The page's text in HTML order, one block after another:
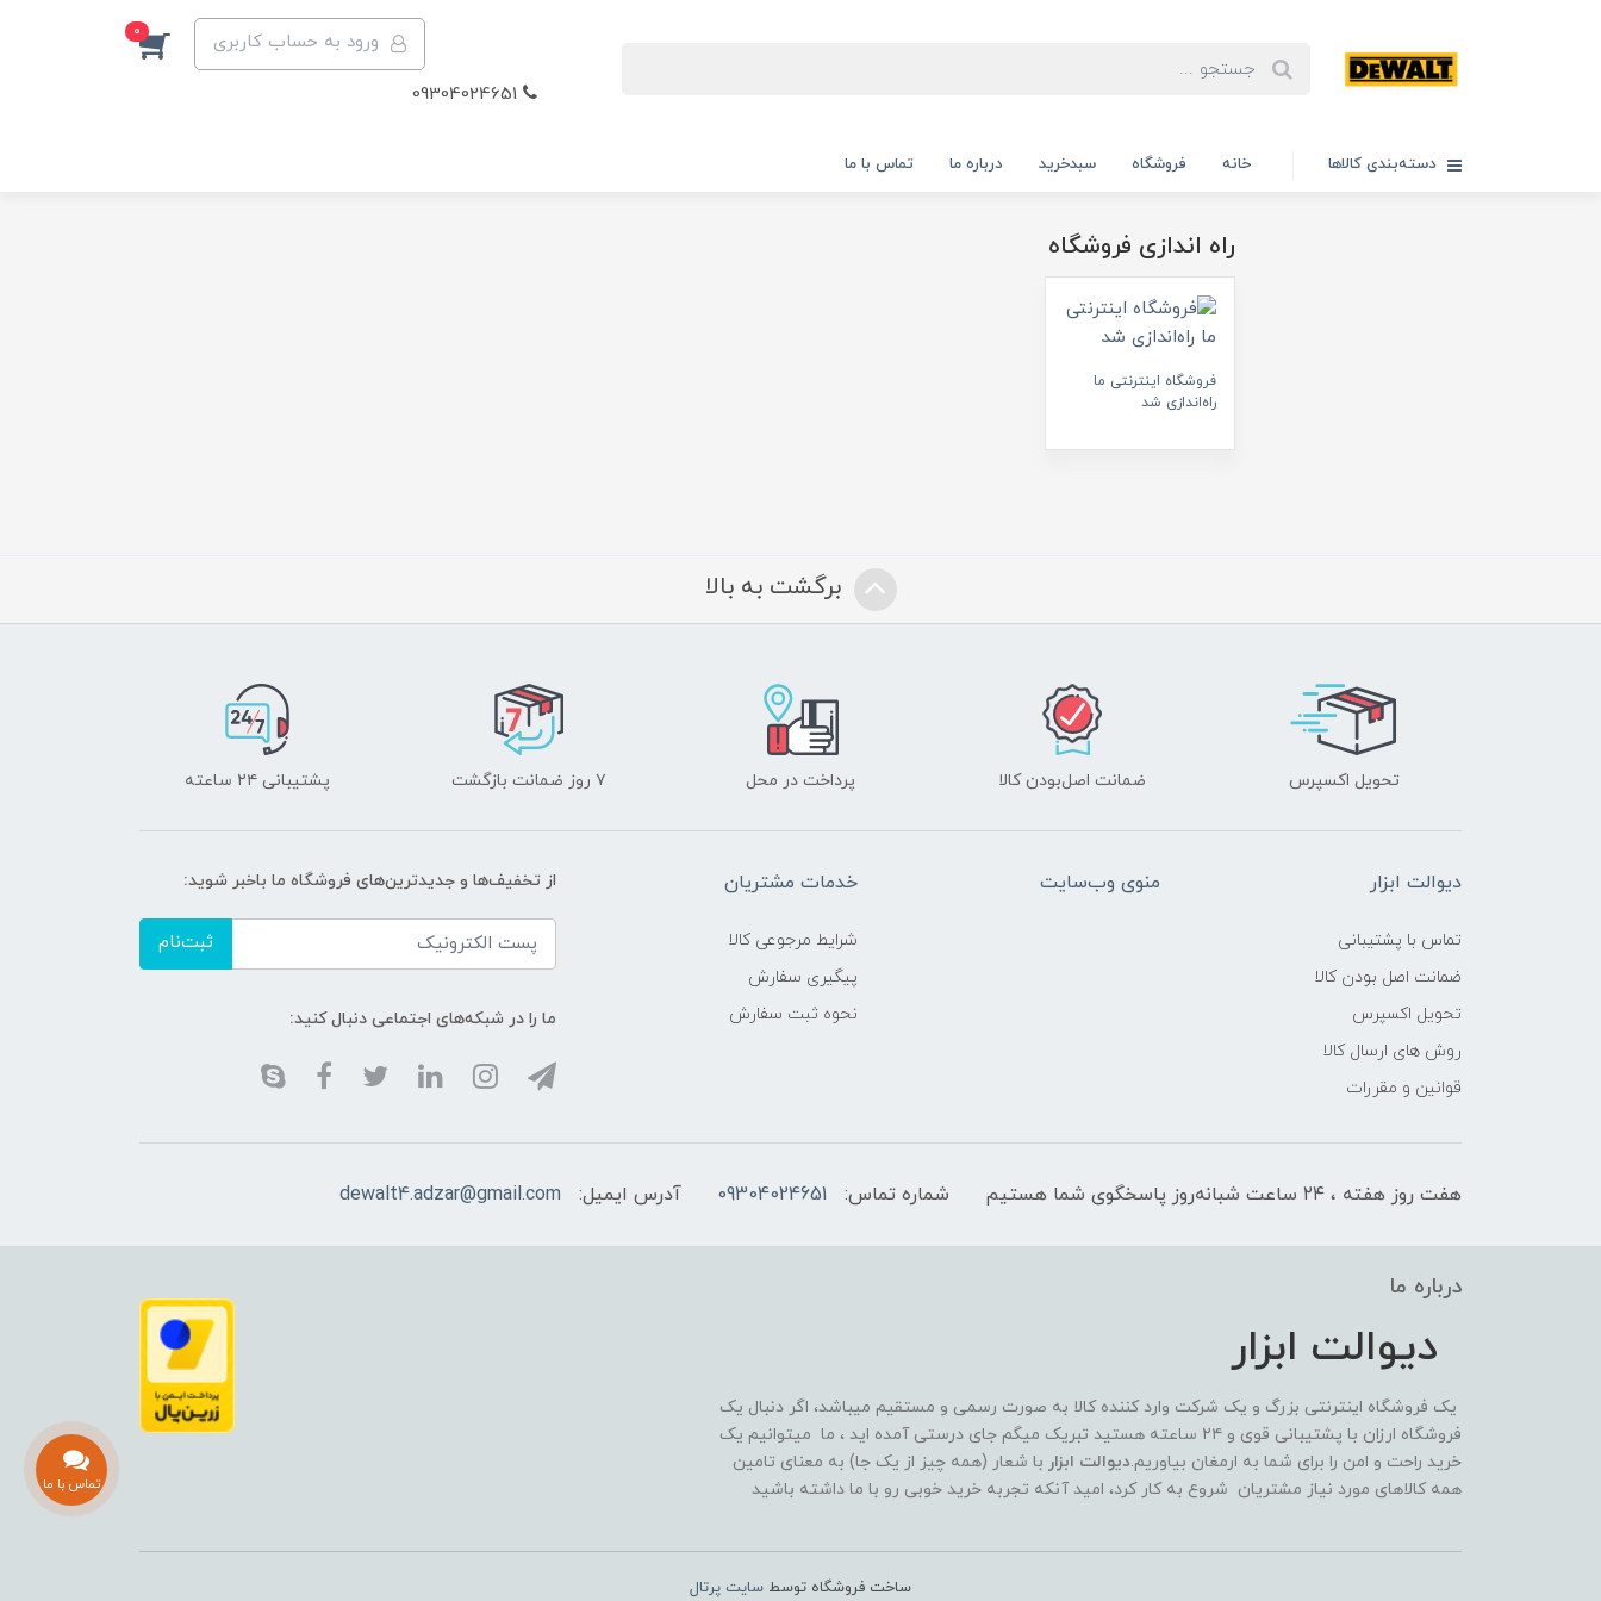
ورود به حساب کاربری 0
دسته‌بندی کالاها خانه فروشگاه سبدخرید درباره ما تماس با ما
راه اندازی فروشگاه
فروشگاه اینترنتی ما
راه‌اندازی شد
برگشت به بالا
تحویل اکسپرس ضمانت اصل‌بودن کالا پرداخت در محل ۷ روز ضمانت بازگشت پشتیبانی ۲۴ ساعته
دیوالت ابزار
تماس با پشتیبانی
ضمانت اصل بودن کالا
تحویل اکسپرس
روش های ارسال کالا
قوانین و مقررات
منوی وب‌سایت خدمات مشتریان
شرایط مرجوعی کالا
پیگیری سفارش
نحوه ثبت سفارش
از تخفیف‌ها و جدیدترین‌های فروشگاه ما باخبر شوید:
ثبت‌نام
ما را در شبکه‌های اجتماعی دنبال کنید:
هفت روز هفته ، ۲۴ ساعت شبانه‌روز پاسخگوی شما هستیم شماره تماس: 09304024651 آدرس ایمیل: dewalt4.adzar@gmail.com
درباره ما
دیوالت ابزار
یک فروشگاه اینترنتی بزرگ و یک شرکت وارد کننده کالا به صورت رسمی و مستقیم میباشد، اگر دنبال یک
فروشگاه ارزان با پشتیبانی قوی و ۲۴ ساعته هستید تبریک میگم جای درستی آمده اید ، ما میتوانیم یک
خرید راحت و امن را برای شما به ارمغان بیاوریم.دیوالت ابزار با شعار (همه چیز از یک جا) به معنای تامین
همه کالاهای مورد نیاز مشتریان شروع به کار کرد، امید آنکه تجربه خرید خوبی رو با ما داشته باشید
ساخت فروشگاه توسط سایت پرتال
تماس با ما